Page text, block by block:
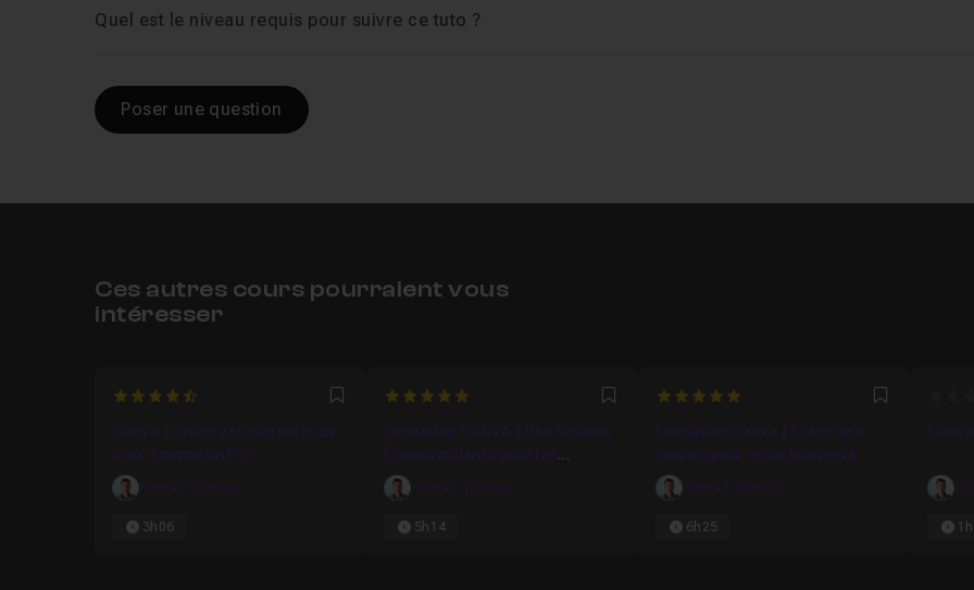
Quel est le niveau requis pour suivre ce tuto ?
Poser une question
Ces autres cours pourraient vous
intéresser
4.2 Favori
Canva | Créez vos supports de
com' comme un Pro
Romain Duclos
3h06
5 Favori
Formation CANVA | Des Visuels
Époustouflants pour les
Réseaux Sociaux
Romain Duclos
5h14
5 Favori
Formation Canva | Créer des
visuels pour votre business
Romain Duclos
6h25